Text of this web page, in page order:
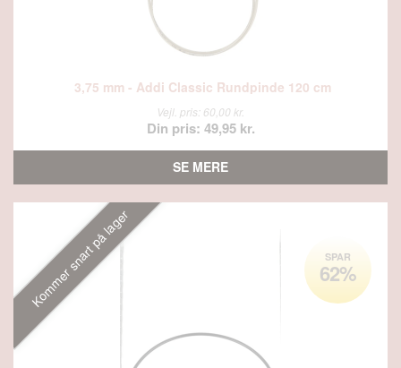
3,75 mm - Addi Classic Rundpinde 120 cm
Vejl. pris: 60,00 kr.
Din pris: 49,95 kr.
SE MERE
Kommer snart på lager SPAR
62%